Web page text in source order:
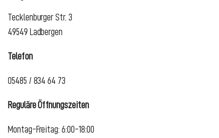
Tecklenburger Str. 3
49549 Ladbergen
Telefon
05485 / 834 64 73
Reguläre Öffnungszeiten
Montag-Freitag: 6:00-18:00